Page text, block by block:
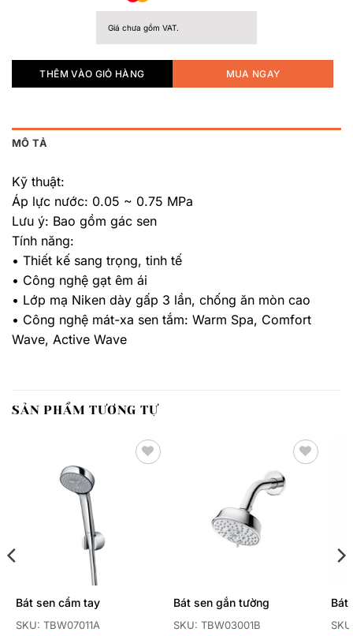
Giá chưa gồm VAT.
THÊM VÀO GIỎ HÀNG MUA NGAY
MÔ TẢ
Kỹ thuật:
Áp lực nước: 0.05 ~ 0.75 MPa
Lưu ý: Bao gồm gác sen
Tính năng:
• Thiết kế sang trọng, tinh tế
• Công nghệ gạt êm ái
• Lớp mạ Niken dày gấp 3 lần, chống ăn mòn cao
• Công nghệ mát-xa sen tắm: Warm Spa, Comfort
Wave, Active Wave
SẢN PHẨM TƯƠNG TỰ
SKU: TBW07011A
Bát sen cầm tay
SKU: TBW03001B
Bát sen gắn tường Bát